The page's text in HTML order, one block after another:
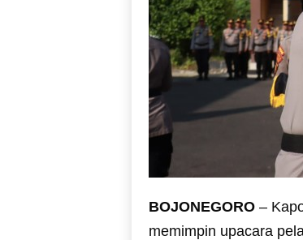
BOJONEGORO–
memimpin upacara